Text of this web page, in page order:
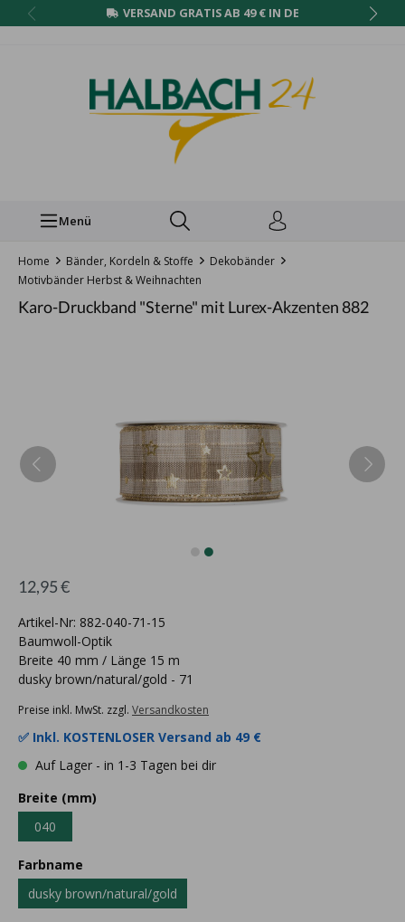
VERSAND GRATIS AB 49 € IN DE
Menü
Home Bänder, Kordeln & Stoffe
Dekobänder
Motivbänder Herbst & Weihnachten
Karo-Druckband "Sterne" mit Lurex-Akzenten 882
12,95 €
Artikel-Nr: 882-040-71-15
Baumwoll-Optik
Breite 40 mm / Länge 15 m
dusky brown/natural/gold - 71
Preise inkl. MwSt. zzgl. Versandkosten
✅ Inkl. KOSTENLOSER Versand ab 49 €
Auf Lager - in 1-3 Tagen bei dir
Breite (mm)
040
Farbname
dusky brown/natural/gold